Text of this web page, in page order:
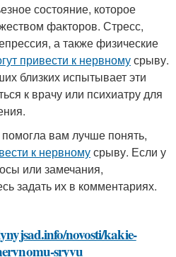
состояние, которое
факторов. Стресс,
а также физические
привести к нервномусрыву.
близких испытывает эти
к врачу или психиатру для
вам лучше понять,
к нервномусрыву. Если у
или замечания,
задать их в комментариях.
novosti/kakie-
sryvu